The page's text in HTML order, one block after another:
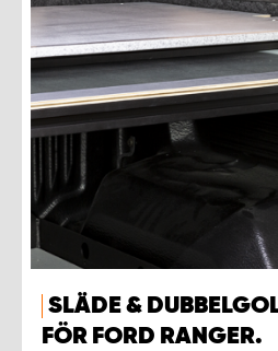
SLÄDE &
FÖR FORD RANGER.